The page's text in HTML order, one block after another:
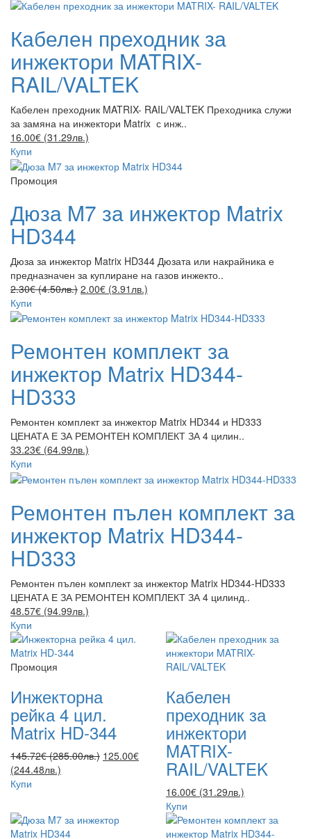
Кабелен преходник за
инжектори MATRIX-
RAIL/VALTEK
Кабелен преходник MATRIX- RAIL/VALTEK Преходника служи
за замяна на инжектори Matrix с инж..
16.00€ (31.29лв.)
Купи
Промоция
Дюза M7 за инжектор Matrix
HD344
Дюза за инжектор Matrix HD344 Дюзата или накрайника е
предназначен за куплиране на газов инжекто..
2.30€ (4.50лв.) 2.00€ (3.91лв.)
Купи
Ремонтен комплект за
инжектор Matrix HD344-
HD333
Ремонтен комплект за инжектор Matrix HD344 и HD333
ЦЕНАТА Е ЗА РЕМОНТЕН КОМПЛЕКТ ЗА 4 цилин..
33.23€ (64.99лв.)
Купи
Ремонтен пълен комплект за
инжектор Matrix HD344-
HD333
Ремонтен пълен комплект за инжектор Matrix HD344-HD333
ЦЕНАТА Е ЗА РЕМОНТЕН КОМПЛЕКТ ЗА 4 цилинд..
48.57€ (94.99лв.)
Купи
Промоция
Инжекторна
рейка 4 цил.
Matrix HD-344
145.72€ (285.00лв.) 125.00€
(244.48лв.)
Купи
Кабелен
преходник за
инжектори
MATRIX-
RAIL/VALTEK
16.00€ (31.29лв.)
Купи